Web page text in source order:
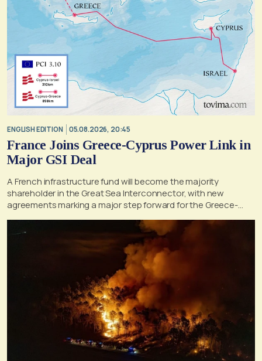
ENGLISH EDITION 05.08.2026, 20:45
France Joins Greece-Cyprus Power Link in
Major GSI Deal
A French infrastructure fund will become the majority
shareholder in the Great Sea Interconnector, with new
agreements marking a major step forward for the Greece-